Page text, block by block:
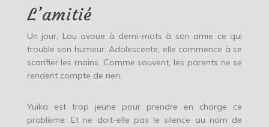
L’amitié
Un jour, Lou avoue à demi-mots à son amie ce qui
trouble son humeur. Adolescente, elle commence à se
scarifier les mains. Comme souvent, les parents ne se
rendent compte de rien.
Yuika est trop jeune pour prendre en charge ce
problème. Et ne doit-elle pas le silence au nom de